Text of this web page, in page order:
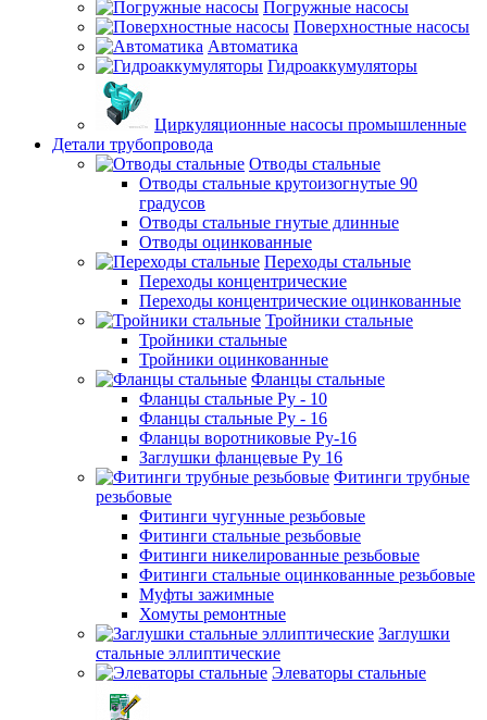
Погружные насосы
Поверхностные насосы
Автоматика
Гидроаккумуляторы
Циркуляционные насосы промышленные
Детали трубопровода
Отводы стальные
Отводы стальные крутоизогнутые 90
градусов
Отводы стальные гнутые длинные
Отводы оцинкованные
Переходы стальные
Переходы концентрические
Переходы концентрические оцинкованные
Тройники стальные
Тройники стальные
Тройники оцинкованные
Фланцы стальные
Фланцы стальные Ру - 10
Фланцы стальные Ру - 16
Фланцы воротниковые Ру-16
Заглушки фланцевые Ру 16
Фитинги трубные
резьбовые
Фитинги чугунные резьбовые
Фитинги стальные резьбовые
Фитинги никелированные резьбовые
Фитинги стальные оцинкованные резьбовые
Муфты зажимные
Хомуты ремонтные
Заглушки
стальные эллиптические
Элеваторы стальные